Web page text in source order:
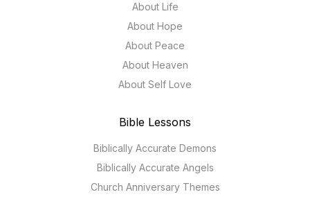
About Life
About Hope
About Peace
About Heaven
About Self Love
Bible Lessons
Biblically Accurate Demons
Biblically Accurate Angels
Church Anniversary Themes